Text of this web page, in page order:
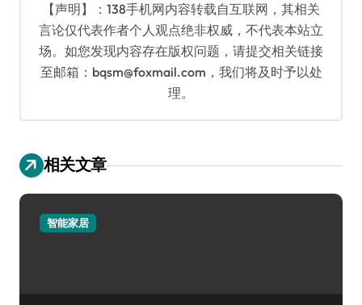
【声明】：138手机网内容转载自互联网，其相关
言论仅代表作者个人观点绝非权威，不代表本站立
场。如您发现内容存在版权问题，请提交相关链接
至邮箱：bqsm@foxmail.com，我们将及时予以处
理。
相关文章
智能家居